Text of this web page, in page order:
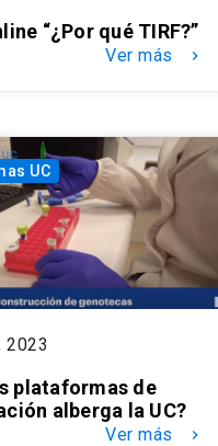
“¿Por qué TIRF?”
Ver más keyboard_arrow_right
UC
2023
plataformas de
alberga la UC?
Ver más keyboard_arrow_right